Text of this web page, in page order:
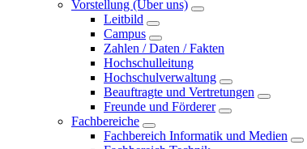
Vorstellung (Über uns)
Leitbild
Campus
Zahlen / Daten / Fakten
Hochschulleitung
Hochschulverwaltung
Beauftragte und Vertretungen
Freunde und Förderer
Fachbereiche
Fachbereich Informatik und Medien